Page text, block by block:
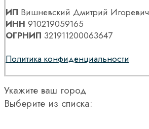
ИП Вишневский Дмитрий Игоревич
ИНН 910219059165
ОГРНИП 321911200063647
Политика конфиденциальности
Укажите ваш город
Выберите из списка: